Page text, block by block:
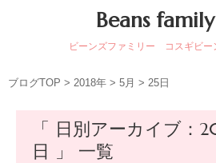
Beans
ビーンズファミリー コスギビー
ブログTOP > 2018年 > 5月 > 25日
「 日別アーカイブ：
日 」 一覧